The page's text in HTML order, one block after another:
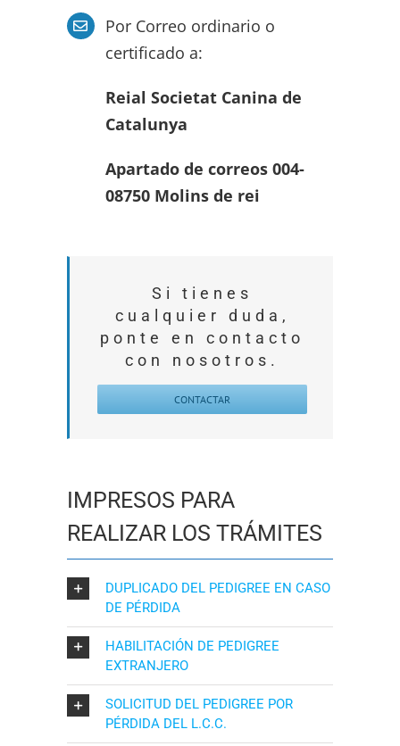
Por Correo ordinario o
certificado a:
Reial Societat Canina de
Catalunya
Apartado de correos 004-
08750 Molins de rei
Si tienes
cualquier duda,
ponte en contacto
con nosotros.
CONTACTAR
IMPRESOS PARA
REALIZAR LOS TRÁMITES
DUPLICADO DEL PEDIGREE EN CASO
DE PÉRDIDA
HABILITACIÓN DE PEDIGREE
EXTRANJERO
SOLICITUD DEL PEDIGREE POR
PÉRDIDA DEL L.C.C.